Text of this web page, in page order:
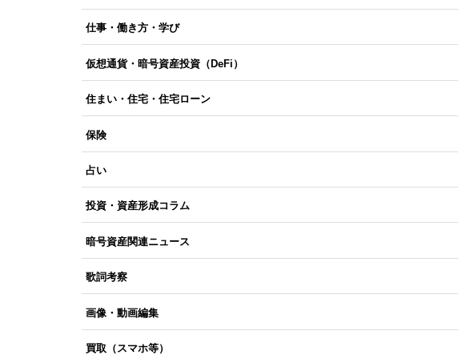
仕事・働き方・学び
仮想通貨・暗号資産投資（DeFi）
住まい・住宅・住宅ローン
保険
占い
投資・資産形成コラム
暗号資産関連ニュース
歌詞考察
画像・動画編集
買取（スマホ等）